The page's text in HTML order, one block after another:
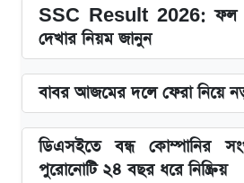
SSC Result 2026: ফল
দেখার নিয়ম জানুন
বাবর আজমের দলে ফেরা নিয়ে
ডিএসইতে বন্ধ কোম্পানির
পুরোনোটি ২৪ বছর ধরে নিষ্ক্রিয়